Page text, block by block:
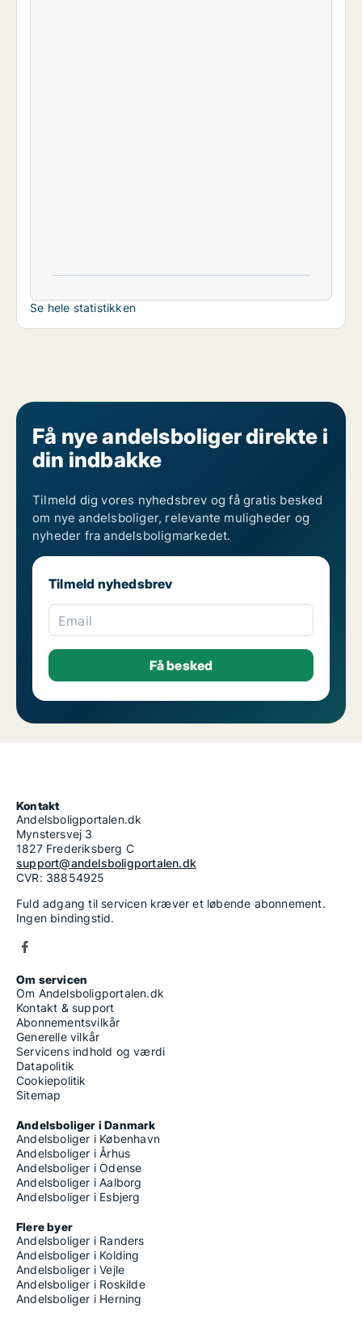
Se hele statistikken
Få nye andelsboliger direkte i
din indbakke
Tilmeld dig vores nyhedsbrev og få gratis besked
om nye andelsboliger, relevante muligheder og
nyheder fra andelsboligmarkedet.
Tilmeld nyhedsbrev
Email
Kontakt
Andelsboligportalen.dk
Mynstersvej 3
1827 Frederiksberg C
support@andelsboligportalen.dk
CVR: 38854925
Fuld adgang til servicen kræver et løbende abonnement.
Ingen bindingstid.
Om servicen
Om Andelsboligportalen.dk
Kontakt & support
Abonnementsvilkår
Generelle vilkår
Servicens indhold og værdi
Datapolitik
Cookiepolitik
Sitemap
Andelsboliger i Danmark
Andelsboliger i København
Andelsboliger i Århus
Andelsboliger i Odense
Andelsboliger i Aalborg
Andelsboliger i Esbjerg
Flere byer
Andelsboliger i Randers
Andelsboliger i Kolding
Andelsboliger i Vejle
Andelsboliger i Roskilde
Andelsboliger i Herning